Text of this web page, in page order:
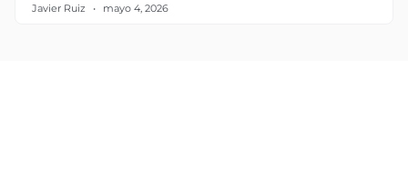
Javier Ruiz mayo 4, 2026